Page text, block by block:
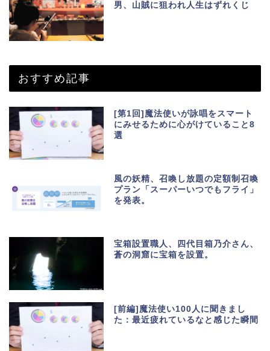
男、山賊に狙われ人生はずれくじ
おすすめ記事
[第1回]魔法使いが詠唱をスマート
にみせるために心がけていること8
選
風の妖精、召喚し放題の定額制召喚
プラン「スーパーいつでもフライ」
を発表。
宝箱設置職人、四代目箱乃介さん、
蒼の洞窟に宝箱を設置。
[前編]魔法使い100人に聞きまし
た：最近疲れているなと感じた瞬間